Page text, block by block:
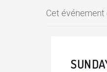
Cet événement